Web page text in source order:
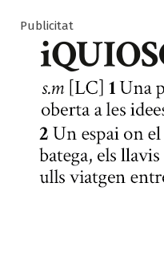
Publicitat